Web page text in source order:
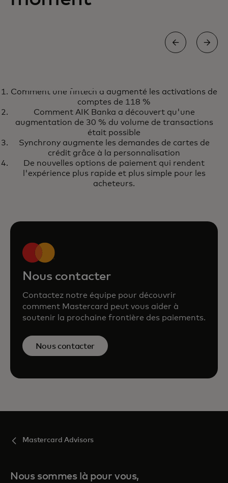
Quatre points de vue européens
sur l’open banking
En savoir pluss’ouvre dans un nouvel onglet
Comment une fintech a augmenté les activations de
comptes de 118 %
Comment AIK Banka a découvert qu'une
augmentation de 30 % du volume de transactions
était possible
Synchrony augmente les demandes de cartes de
crédit grâce à la personnalisation
De nouvelles options de paiement qui rendent
l'expérience plus rapide et plus simple pour les
acheteurs.
Nous contacter
Contactez notre équipe pour découvrir
comment Mastercard peut vous aider à
soutenir la prochaine frontière des paiements.
Nous contacter
Mastercard Advisors
Nous sommes là pour vous,